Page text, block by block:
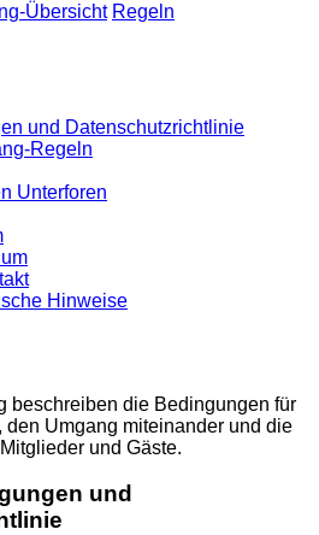
Übersicht Regeln
und Datenschutzrichtlinie
Regeln
Unterforen
Hinweise
beschreiben die Bedingungen für
Umgang miteinander und die
und Gäste.
und